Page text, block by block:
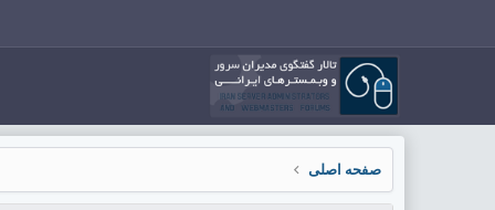
صفحه اصلی